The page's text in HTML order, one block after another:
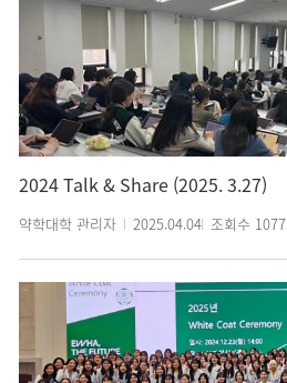
2024 Talk & Share (2025. 3.27)
약학대학 관리자 2025.04.04 조회수 1077